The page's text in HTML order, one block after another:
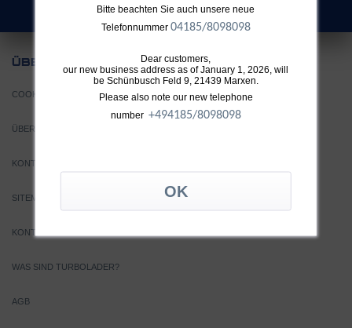
Bitte beachten Sie auch unsere neue
Telefonnummer 04185/8098098
Dear customers,
our new business address as of January 1, 2026, will
be Schünbusch Feld 9, 21439 Marxen.
Please also note our new telephone
number +494185/8098098
ÜBER
COOKIE EINSTELLUNGEN
ÜBER TTH
KONTAKT
SITEMAP
KONTAKT
WAS SIND TURBOLADER?
AGB